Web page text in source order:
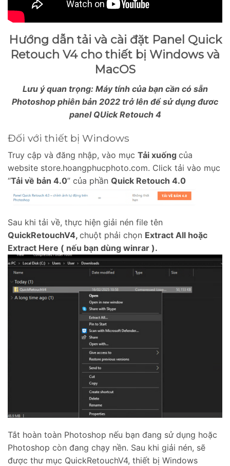
Hướng dẫn tải và cài đặt Panel Quick
Retouch V4 cho thiết bị Windows và
MacOS
Lưu ý quan trọng: Máy tính của bạn cần có sẵn
Photoshop phiên bản 2022 trở lên để sử dụng đươc
panel QUick Retouch 4
Đối với thiết bị Windows
Truy cập và đăng nhập, vào mục Tải xuống của
website store.hoangphucphoto.com. Click tải vào mục
“Tải về bản 4.0” của phần Quick Retouch 4.0
Sau khi tải về, thực hiện giải nén file tên
QuickRetouchV4, chuột phải chọn Extract All hoặc
Extract Here ( nếu bạn dùng winrar ).
Tắt hoàn toàn Photoshop nếu bạn đang sử dụng hoặc
Photoshop còn đang chạy nền. Sau khi giải nén, sẽ
được thư mục QuickRetouchV4, thiết bị Windows